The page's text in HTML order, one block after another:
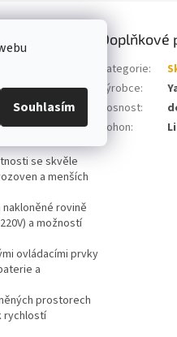
Souhlasím
i zdvihu
a
se skvěle
a menších
rovině
a možností
ovládacími prvky
a
prostorech
rychlostí
Kategorie:
Výrobce:
Nosnost:
Pohon: